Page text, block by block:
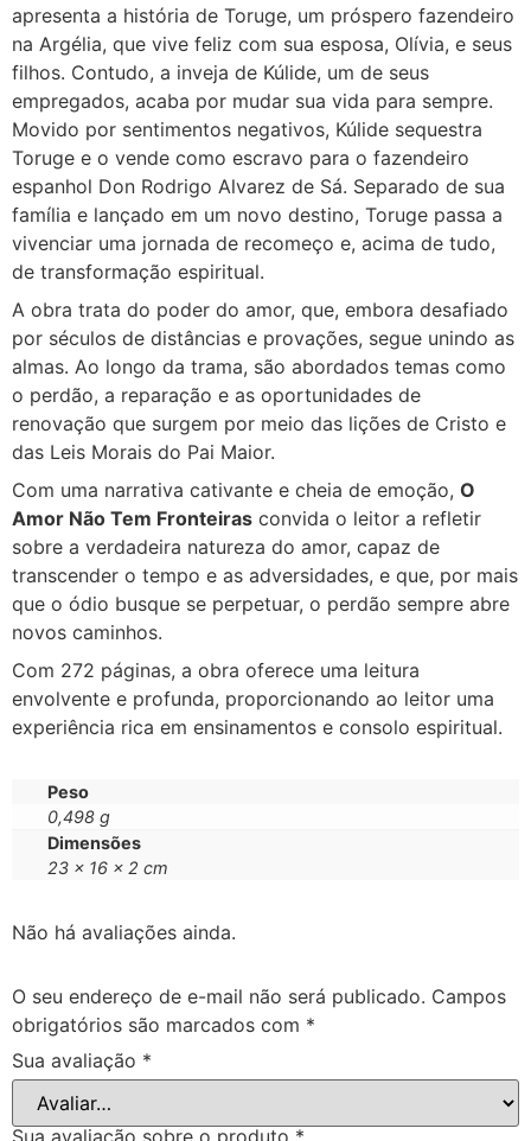
apresenta a história de Toruge, um próspero fazendeiro
na Argélia, que vive feliz com sua esposa, Olívia, e seus
filhos. Contudo, a inveja de Kúlide, um de seus
empregados, acaba por mudar sua vida para sempre.
Movido por sentimentos negativos, Kúlide sequestra
Toruge e o vende como escravo para o fazendeiro
espanhol Don Rodrigo Alvarez de Sá. Separado de sua
família e lançado em um novo destino, Toruge passa a
vivenciar uma jornada de recomeço e, acima de tudo,
de transformação espiritual.
A obra trata do poder do amor, que, embora desafiado
por séculos de distâncias e provações, segue unindo as
almas. Ao longo da trama, são abordados temas como
o perdão, a reparação e as oportunidades de
renovação que surgem por meio das lições de Cristo e
das Leis Morais do Pai Maior.
Com uma narrativa cativante e cheia de emoção, O
Amor Não Tem Fronteiras convida o leitor a refletir
sobre a verdadeira natureza do amor, capaz de
transcender o tempo e as adversidades, e que, por mais
que o ódio busque se perpetuar, o perdão sempre abre
novos caminhos.
Com 272 páginas, a obra oferece uma leitura
envolvente e profunda, proporcionando ao leitor uma
experiência rica em ensinamentos e consolo espiritual.
Peso
0,498 g
Dimensões
23 × 16 × 2 cm
Não há avaliações ainda.
O seu endereço de e-mail não será publicado. Campos
obrigatórios são marcados com *
Sua avaliação *